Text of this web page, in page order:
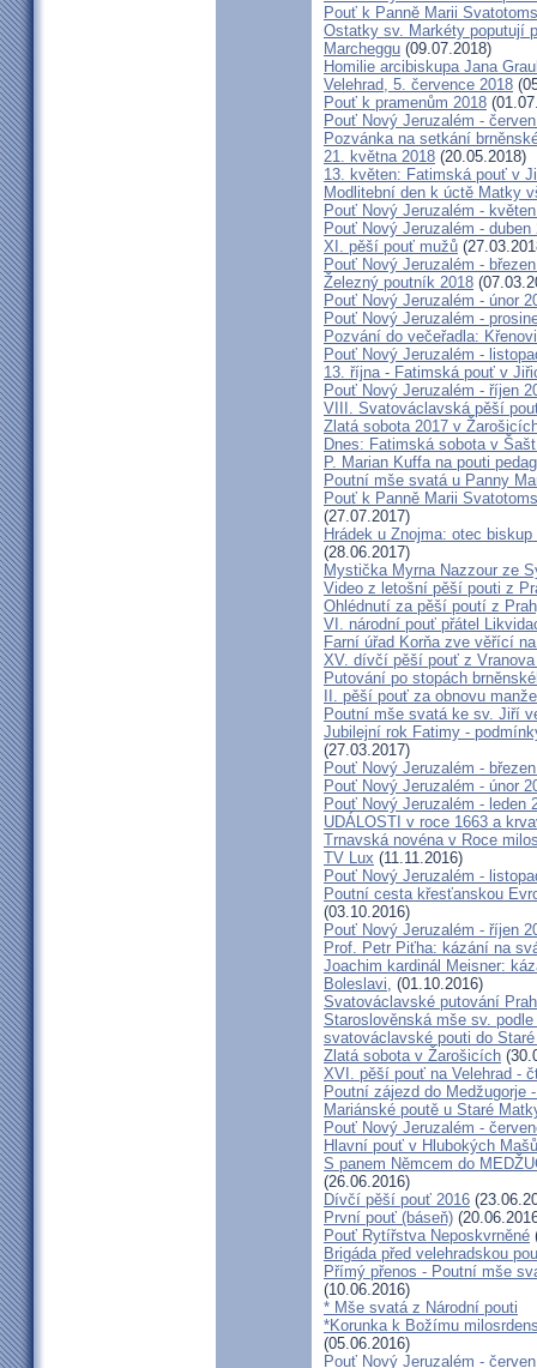
Pouť k Panně Marii
Ostatky sv. Markéty poputují
Marcheggu (09.07.2018)
Homilie arcibiskupa Jana
Velehrad, 5. července 2018
Pouť k pramenům 2018
Pouť Nový Jeruzalém -
Pozvánka na setkání
21. května 2018 (20.05.2018)
13. květen: Fatimská pouť v
Modlitební den k úctě Matky
Pouť Nový Jeruzalém -
Pouť Nový Jeruzalém - duben
XI. pěší pouť mužů
Pouť Nový Jeruzalém -
Železný poutník 2018
Pouť Nový Jeruzalém - únor
Pouť Nový Jeruzalém -
Pozvání do večeřadla:
Pouť Nový Jeruzalém -
13. října - Fatimská pouť v
Pouť Nový Jeruzalém - říjen
VIII. Svatováclavská pěší
Zlatá sobota 2017 v
Dnes: Fatimská sobota v
P. Marian Kuffa na pouti
Poutní mše svatá u Panny
Pouť k Panně Marii
(27.07.2017)
Hrádek u Znojma: otec
(28.06.2017)
Mystička Myrna Nazzour ze
Video z letošní pěší pouti z
Ohlédnutí za pěší poutí z
VI. národní pouť přátel
Farní úřad Korňa zve věřící
XV. dívčí pěší pouť z
Putování po stopách
II. pěší pouť za obnovu
Poutní mše svatá ke sv. Jiří
Jubilejní rok Fatimy -
(27.03.2017)
Pouť Nový Jeruzalém -
Pouť Nový Jeruzalém - únor
Pouť Nový Jeruzalém - leden
UDÁLOSTI v roce 1663 a
Trnavská novéna v Roce
TV Lux (11.11.2016)
Pouť Nový Jeruzalém -
Poutní cesta křesťanskou
(03.10.2016)
Pouť Nový Jeruzalém - říjen
Prof. Petr Piťha: kázání na
Joachim kardinál Meisner:
Boleslavi, (01.10.2016)
Svatováclavské putování
Staroslověnská mše sv.
svatováclavské pouti do
Zlatá sobota v Žarošicích
XVI. pěší pouť na Velehrad -
Poutní zájezd do Medžugorje
Mariánské poutě u Staré
Pouť Nový Jeruzalém -
Hlavní pouť v Hlubokých
S panem Němcem do
(26.06.2016)
Dívčí pěší pouť 2016
První pouť (báseň)
Pouť Rytířstva Neposkvrněné
Brigáda před velehradskou
Přímý přenos - Poutní mše
(10.06.2016)
* Mše svatá z Národní pouti
*Korunka k Božímu
(05.06.2016)
Pouť Nový Jeruzalém -